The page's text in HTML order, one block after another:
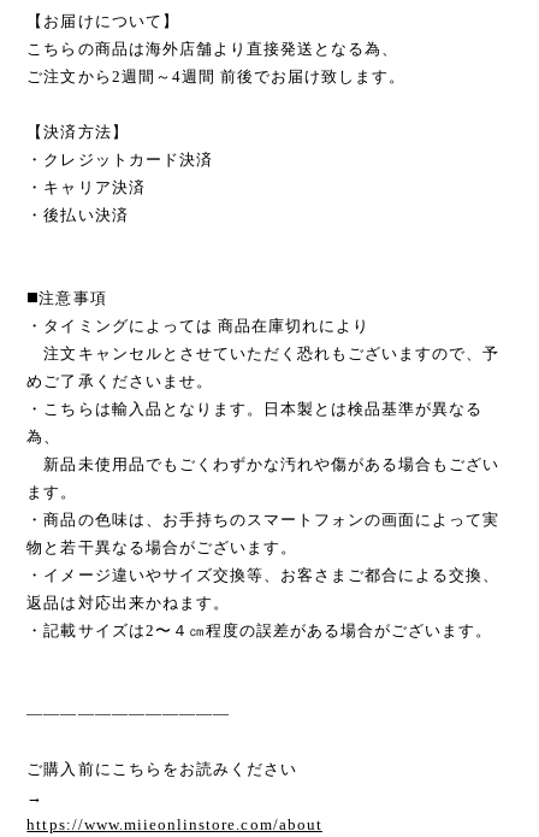
【お届けについて】
こちらの商品は海外店舗より直接発送となる為、
ご注文から2週間～4週間 前後でお届け致します。
【決済方法】
・クレジットカード決済
・キャリア決済
・後払い決済
◼️注意事項
・タイミングによっては 商品在庫切れにより
注文キャンセルとさせていただく恐れもございますので、予
めご了承くださいませ。
・こちらは輸入品となります。日本製とは検品基準が異なる
為、
新品未使用品でもごくわずかな汚れや傷がある場合もござい
ます。
・商品の色味は、お手持ちのスマートフォンの画面によって実
物と若干異なる場合がございます。
・イメージ違いやサイズ交換等、お客さまご都合による交換、
返品は対応出来かねます。
・記載サイズは2〜４㎝程度の誤差がある場合がございます。
————————————
ご購入前にこちらをお読みください
→
https://www.miieonlinstore.com/about